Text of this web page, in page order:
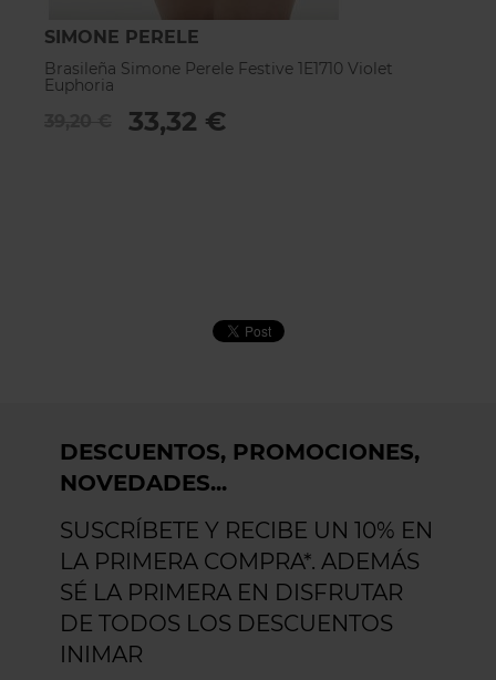
SIMONE PERELE
Brasileña Simone Perele Festive 1E1710 Violet
Euphoria
33,32 €
DESCUENTOS, PROMOCIONES,
NOVEDADES...
SUSCRÍBETE Y RECIBE UN 10% EN
LA PRIMERA COMPRA*. ADEMÁS
SÉ LA PRIMERA EN DISFRUTAR
DE TODOS LOS DESCUENTOS
INIMAR